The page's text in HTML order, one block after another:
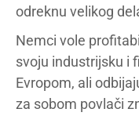
odreknu velikog
Nemci vole
svoju industrijsku i
Evropom, ali
za sobom povlači